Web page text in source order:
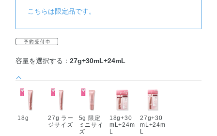
こちらは限定品です。
容量を選択する：27g+30mL+24mL
18g
27g ラー
ジサイズ
5g 限定
ミニサイ
ズ
18g+30
mL+24m
L
27g+30
mL+24m
L